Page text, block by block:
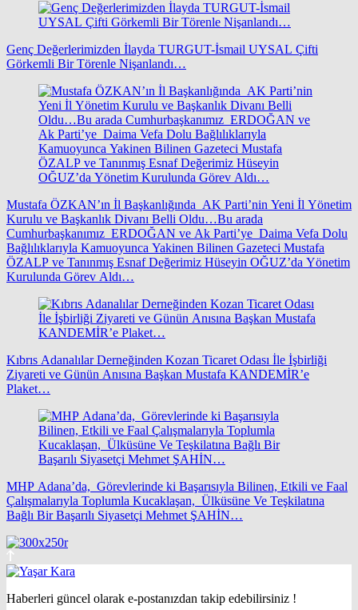
Genç Değerlerimizden İlayda TURGUT-İsmail UYSAL Çifti
Görkemli Bir Törenle Nişanlandı…
Mustafa ÖZKAN’ın İl Başkanlığında AK Parti’nin Yeni İl Yönetim
Kurulu ve Başkanlık Divanı Belli Oldu…Bu arada
Cumhurbaşkanımız ERDOĞAN ve Ak Parti’ye Daima Vefa Dolu
Bağlılıklarıyla Kamuoyunca Yakinen Bilinen Gazeteci Mustafa
ÖZALP ve Tanınmış Esnaf Değerimiz Hüseyin OĞUZ’da Yönetim
Kurulunda Görev Aldı…
Kıbrıs Adanalılar Derneğinden Kozan Ticaret Odası İle İşbirliği
Ziyareti ve Günün Anısına Başkan Mustafa KANDEMİR’e
Plaket…
MHP Adana’da, Görevlerinde ki Başarısıyla Bilinen, Etkili ve Faal
Çalışmalarıyla Toplumla Kucaklaşan, Ülküsüne Ve Teşkilatına
Bağlı Bir Başarılı Siyasetçi Mehmet ŞAHİN…
Haberleri güncel olarak e-postanızdan takip edebilirsiniz !